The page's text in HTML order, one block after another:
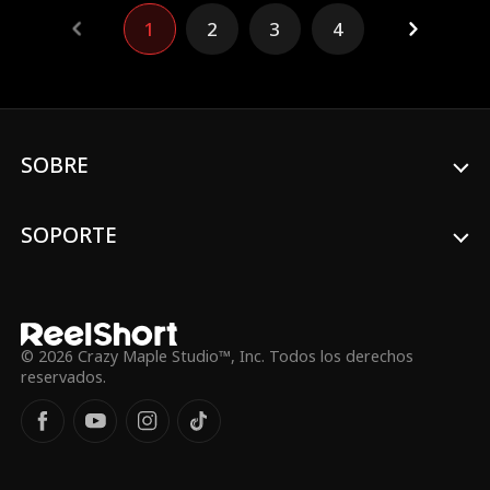
corazón—a un hombre nacido de la
violencia es su mayor traición o su única
oportunidad de sobrevivir.
1 2 3 4
SOBRE
SOPORTE
© 2026 Crazy Maple Studio™, Inc. Todos los derechos
reservados.